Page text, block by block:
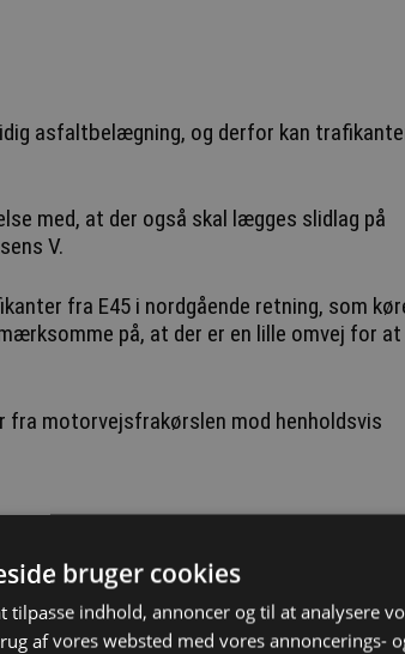
asfaltbelægning, og derfor kan
med, at der også skal lægges slidlag på
V.
fra E45 i nordgående retning, som
fra motorvejsfrakørslen mod henholdsvis
bruger cookies
tilpasse indhold, annoncer og til at analysere
af vores websted med vores annoncerings-